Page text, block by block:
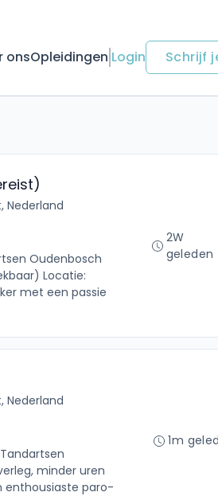
onsOpleidingen Login Schrijf
Nederland
Oudenbosch
Locatie:
met een passie
2W
geleden
Nederland
minder uren
enthousiaste paro-
1m